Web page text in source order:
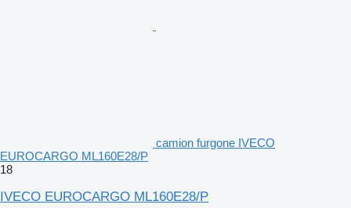
camion furgone IVECO
EUROCARGO ML160E28/P
18
IVECO EUROCARGO ML160E28/P